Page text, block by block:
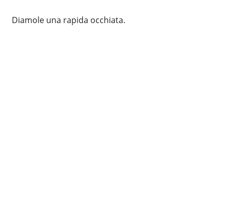
Diamole una rapida occhiata.